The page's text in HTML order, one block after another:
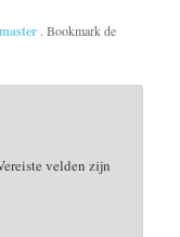
. Bookmark de
velden zijn